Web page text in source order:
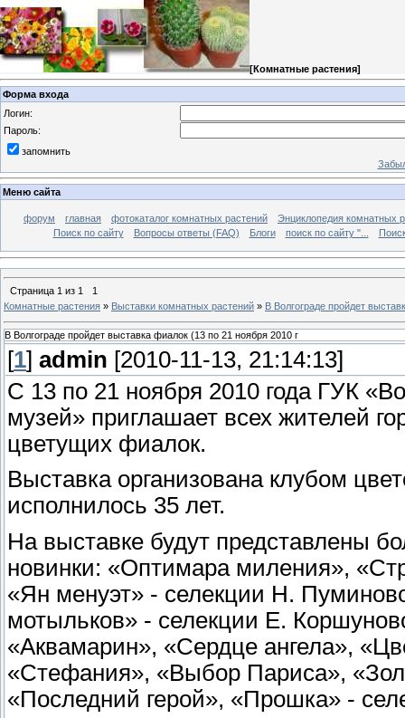
[Комнатные растения]
Форма входа
Логин:
Пароль:
запомнить
Меню сайта
форум главная фотокаталог комнатных растений
Энциклопедия комнатных
Поиск по сайту
Вопросы ответы (FAQ) Блоги поиск по сайту "...
Страница 1 из 1
1
Комнатные растения » Выставки комнатных растений » В Волгограде пройдет
В Волгограде пройдет выставка фиалок (13 по 21 ноября 2010 г
[1] admin [2010-11-13, 21:14:13]
С 13 по 21 ноября 2010 года ГУК
музей» приглашает всех жителей
цветущих фиалок.
Выставка организована клубом
исполнилось 35 лет.
На выставке будут представлены
новинки: «Оптимара миления»,
«Ян менуэт» - селекции Н.
мотыльков» - селекции Е.
«Аквамарин», «Сердце ангела»,
«Стефания», «Выбор Париса»,
«Последний герой», «Прошка» -